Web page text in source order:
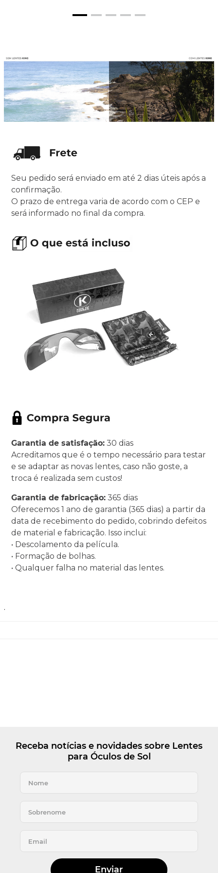
Seu pedido será enviado em até 2 dias úteis após a
confirmação.
O prazo de entrega varia de acordo com o CEP e
será informado no final da compra.
Garantia de satisfação: 30 dias
Acreditamos que é o tempo necessário para testar
e se adaptar as novas lentes, caso não goste, a
troca é realizada sem custos!
Garantia de fabricação: 365 dias
Oferecemos 1 ano de garantia (365 dias) a partir da
data de recebimento do pedido, cobrindo defeitos
de material e fabricação. Isso inclui:
• Descolamento da película.
• Formação de bolhas.
• Qualquer falha no material das lentes.
.
Receba notícias e novidades sobre Lentes
para Óculos de Sol
Enviar